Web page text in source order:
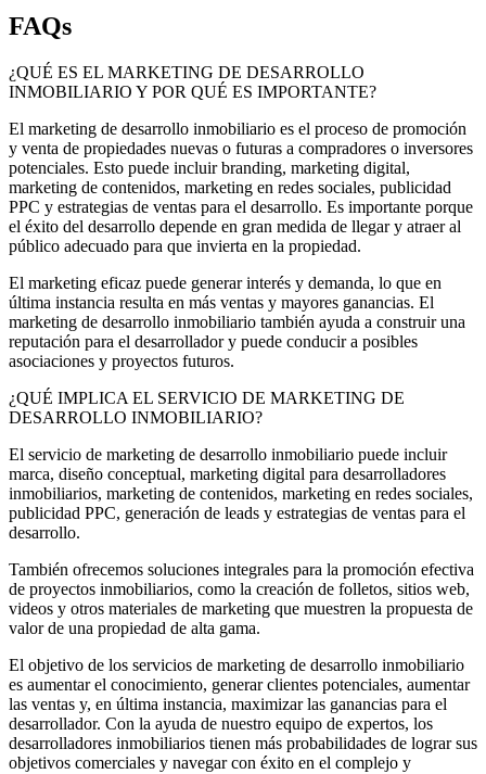
FAQs
¿QUÉ ES EL MARKETING DE DESARROLLO
INMOBILIARIO Y POR QUÉ ES IMPORTANTE?
El marketing de desarrollo inmobiliario es el proceso de promoción
y venta de propiedades nuevas o futuras a compradores o inversores
potenciales. Esto puede incluir branding, marketing digital,
marketing de contenidos, marketing en redes sociales, publicidad
PPC y estrategias de ventas para el desarrollo. Es importante porque
el éxito del desarrollo depende en gran medida de llegar y atraer al
público adecuado para que invierta en la propiedad.
El marketing eficaz puede generar interés y demanda, lo que en
última instancia resulta en más ventas y mayores ganancias. El
marketing de desarrollo inmobiliario también ayuda a construir una
reputación para el desarrollador y puede conducir a posibles
asociaciones y proyectos futuros.
¿QUÉ IMPLICA EL SERVICIO DE MARKETING DE
DESARROLLO INMOBILIARIO?
El servicio de marketing de desarrollo inmobiliario puede incluir
marca, diseño conceptual, marketing digital para desarrolladores
inmobiliarios, marketing de contenidos, marketing en redes sociales,
publicidad PPC, generación de leads y estrategias de ventas para el
desarrollo.
También ofrecemos soluciones integrales para la promoción efectiva
de proyectos inmobiliarios, como la creación de folletos, sitios web,
videos y otros materiales de marketing que muestren la propuesta de
valor de una propiedad de alta gama.
El objetivo de los servicios de marketing de desarrollo inmobiliario
es aumentar el conocimiento, generar clientes potenciales, aumentar
las ventas y, en última instancia, maximizar las ganancias para el
desarrollador. Con la ayuda de nuestro equipo de expertos, los
desarrolladores inmobiliarios tienen más probabilidades de lograr sus
objetivos comerciales y navegar con éxito en el complejo y